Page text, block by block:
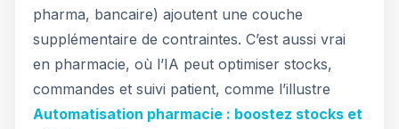
pharma, bancaire) ajoutent une couche
supplémentaire de contraintes. C’est aussi vrai
en pharmacie, où l’IA peut optimiser stocks,
commandes et suivi patient, comme l’illustre
Automatisation pharmacie : boostez stocks et